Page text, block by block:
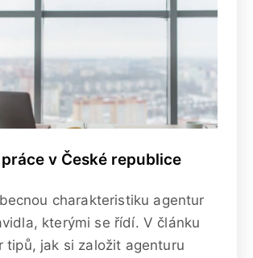
v České republice
charakteristiku agentur
kterými se řídí. V článku
tipů, jak si založit agenturu